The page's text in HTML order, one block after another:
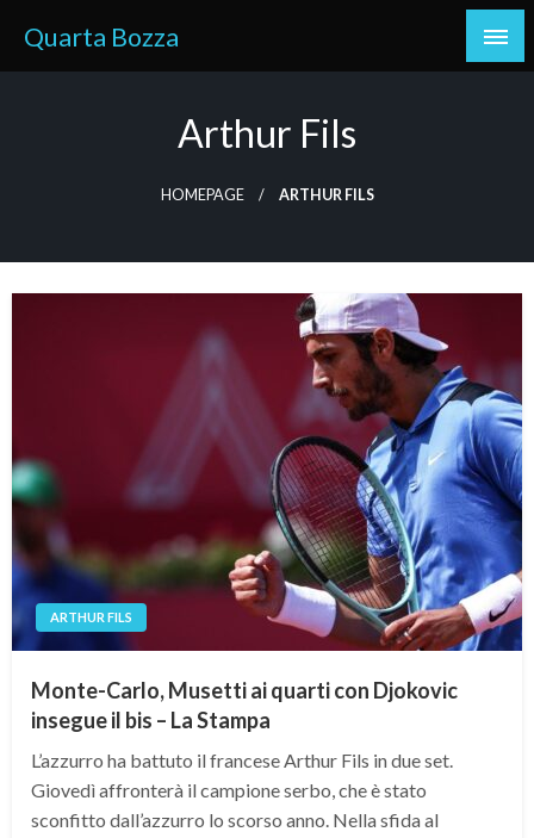
content
Quarta Bozza
Arthur Fils
HOMEPAGE ARTHUR FILS
ARTHUR FILS
Monte-Carlo, Musetti ai quarti con Djokovic
insegue il bis – La Stampa
L’azzurro ha battuto il francese Arthur Fils in due set.
Giovedì affronterà il campione serbo, che è stato
sconfitto dall’azzurro lo scorso anno. Nella sfida al